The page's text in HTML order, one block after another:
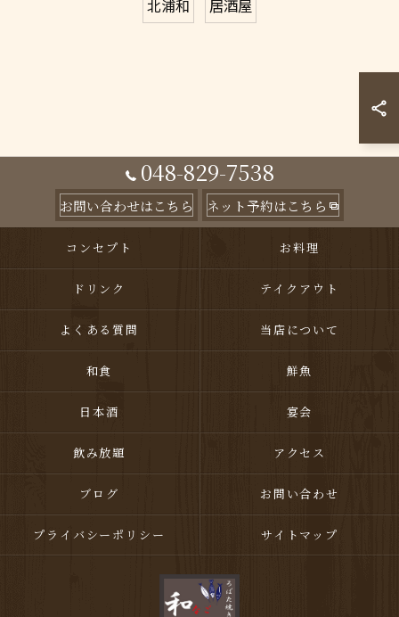
北浦和 居酒屋
048-829-7538
お問い合わせはこちら ネット予約はこちら
コンセプト お料理
ドリンク テイクアウト
よくある質問 当店について
和食 鮮魚
日本酒 宴会
飲み放題 アクセス
ブログ お問い合わせ
プライバシーポリシー サイトマップ